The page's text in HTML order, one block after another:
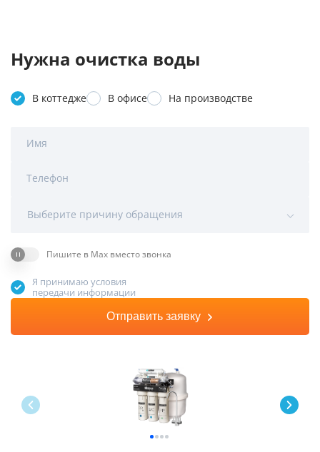
Нужна очистка воды
В коттедже В офисе На производстве
Имя
Телефон
Выберите причину обращения
Пишите в Max вместо звонка
Я принимаю условия
передачи информации
Отправить заявку